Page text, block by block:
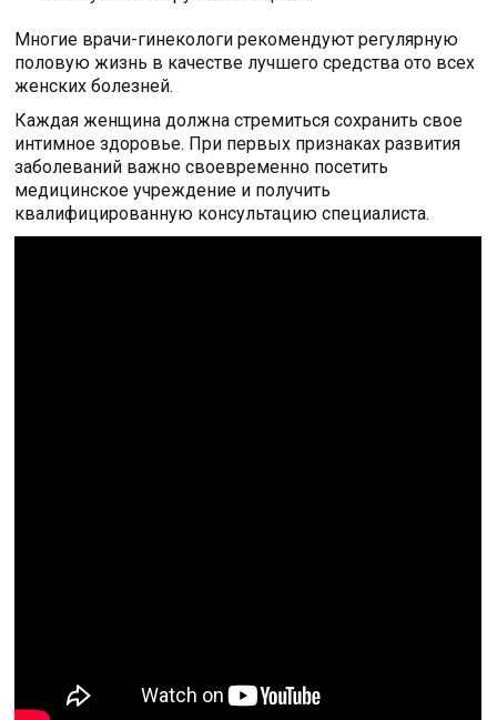
Многие врачи-гинекологи рекомендуют регулярную
половую жизнь в качестве лучшего средства ото всех
женских болезней.
Каждая женщина должна стремиться сохранить свое
интимное здоровье. При первых признаках развития
заболеваний важно своевременно посетить
медицинское учреждение и получить
квалифицированную консультацию специалиста.